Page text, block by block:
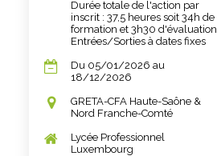
Durée totale de l'action par
inscrit : 37,5 heures soit 34h de
formation et 3h30 d'évaluation
Entrées/Sorties à dates fixes
Du 05/01/2026 au
18/12/2026
GRETA-CFA Haute-Saône &
Nord Franche-Comté
Lycée Professionnel
Luxembourg